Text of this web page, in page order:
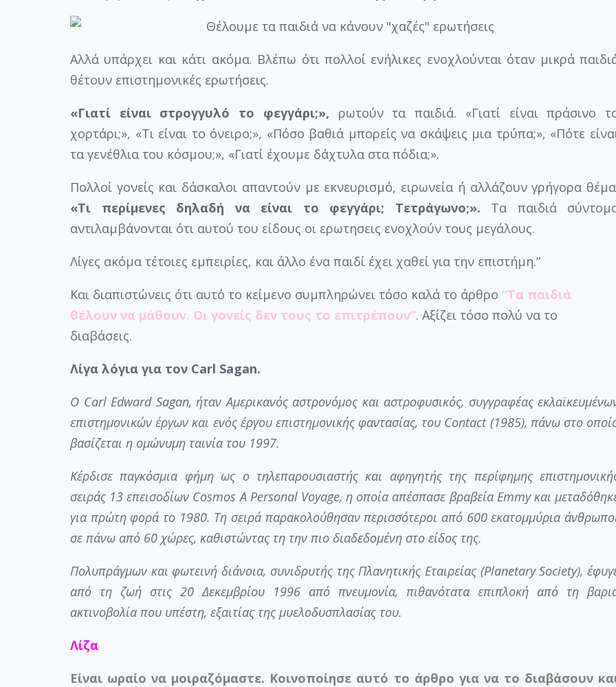
Αλλά υπάρχει και κάτι ακόμα. Βλέπω ότι πολλοί ενήλικες ενοχλούνται όταν μικρά
θέτουν επιστημονικές ερωτήσεις.
«Γιατί είναι στρογγυλό το φεγγάρι;», ρωτούν τα παιδιά. «Γιατί είναι πράσινο
χορτάρι;», «Τι είναι το όνειρο;», «Πόσο βαθιά μπορείς να σκάψεις μια τρύπα;», «Πότε
τα γενέθλια του κόσμου;», «Γιατί έχουμε δάχτυλα στα πόδια;».
Πολλοί γονείς και δάσκαλοι απαντούν με εκνευρισμό, ειρωνεία ή αλλάζουν γρήγορα
«Τι περίμενες δηλαδή να είναι το φεγγάρι; Τετράγωνο;». Τα παιδιά
αντιλαμβάνονται ότι αυτού του είδους οι ερωτησεις ενοχλούν τους μεγάλους.
Λίγες ακόμα τέτοιες εμπειρίες, και άλλο ένα παιδί έχει χαθεί για την επιστήμη.”
Και διαπιστώνεις ότι αυτό το κείμενο συμπληρώνει τόσο καλά το άρθρο “Τα παιδιά
θέλουν να μάθουν. Οι γονείς δεν τους το επιτρέπουν”. Αξίζει τόσο πολύ να το
διαβάσεις.
Λίγα λόγια για τον Carl Sagan.
Ο Carl Edward Sagan, ήταν Αμερικανός αστρονόμος και αστροφυσικός, συγγραφέας
επιστημονικών έργων και ενός έργου επιστημονικής φαντασίας, του Contact (1985), πάνω στο
βασίζεται η ομώνυμη ταινία του 1997.
Κέρδισε παγκόσμια φήμη ως ο τηλεπαρουσιαστής και αφηγητής της περίφημης
σειράς 13 επεισοδίων Cosmos A Personal Voyage, η οποία απέσπασε βραβεία Emmy και
για πρώτη φορά το 1980. Τη σειρά παρακολούθησαν περισσότεροι από 600 εκατομμύρια
σε πάνω από 60 χώρες, καθιστώντας τη την πιο διαδεδομένη στο είδος της.
Πολυπράγμων και φωτεινή διάνοια, συνιδρυτής της Πλανητικής Εταιρείας (Planetary Society),
από τη ζωή στις 20 Δεκεμβρίου 1996 από πνευμονία, πιθανότατα επιπλοκή από τη
ακτινοβολία που υπέστη, εξαιτίας της μυελοδυσπλασίας του.
Λίζα
Είναι ωραίο να μοιραζόμαστε. Κοινοποίησε αυτό το άρθρο για να το διαβάσουν